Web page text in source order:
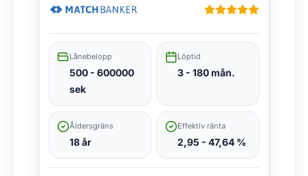
Lånebelopp
500 - 600000
sek
Löptid
3 - 180 mån.
Åldersgräns
18 år
Effektiv ränta
2,95 - 47,64 %